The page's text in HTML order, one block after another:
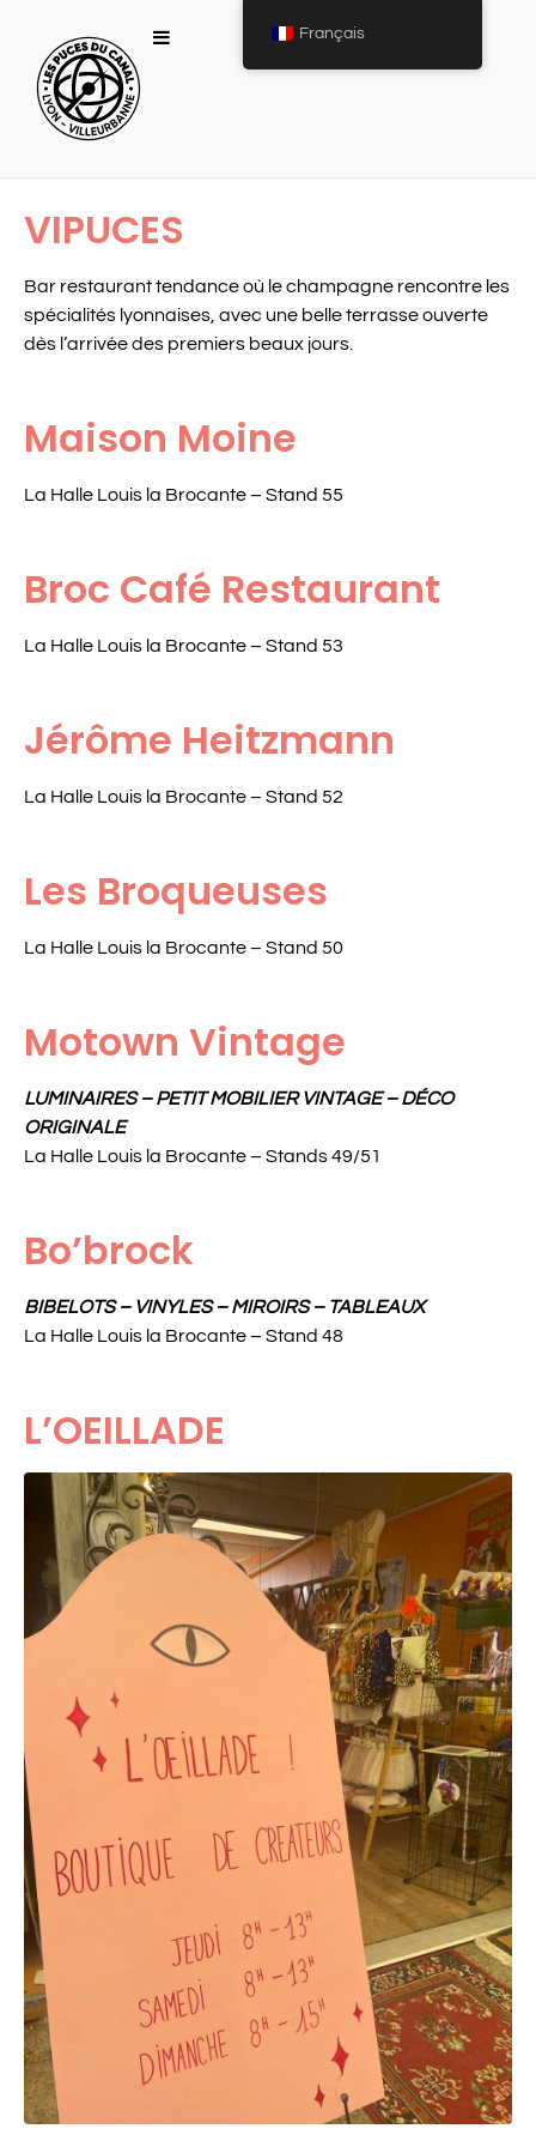
VIPUCES
Bar restaurant tendance où le champagne rencontre les
spécialités lyonnaises, avec une belle terrasse ouverte
dès l’arrivée des premiers beaux jours.
Maison Moine
La Halle Louis la Brocante – Stand 55
Broc Café Restaurant
La Halle Louis la Brocante – Stand 53
Jérôme Heitzmann
La Halle Louis la Brocante – Stand 52
Les Broqueuses
La Halle Louis la Brocante – Stand 50
Motown Vintage
LUMINAIRES – PETIT MOBILIER VINTAGE – DÉCO
ORIGINALE
La Halle Louis la Brocante – Stands 49/51
Bo’brock
BIBELOTS – VINYLES – MIROIRS – TABLEAUX
La Halle Louis la Brocante – Stand 48
L’OEILLADE
Français